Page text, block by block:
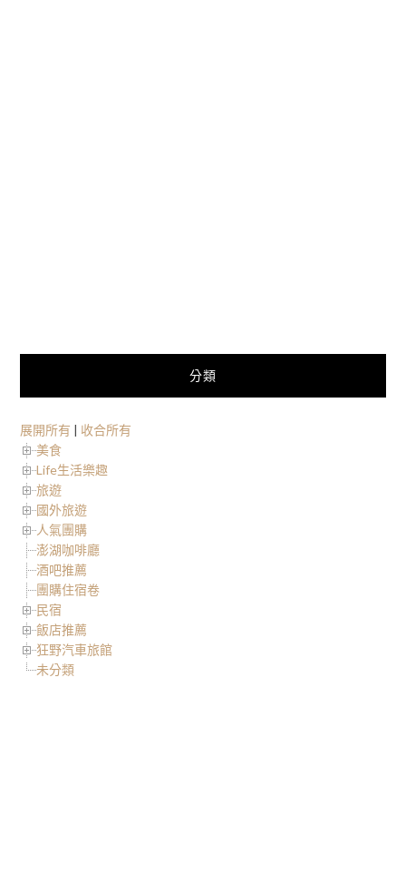
分類
展開所有 | 收合所有
美食
Life生活樂趣
旅遊
國外旅遊
人氣團購
澎湖咖啡廳
酒吧推薦
團購住宿卷
民宿
飯店推薦
狂野汽車旅館
未分類